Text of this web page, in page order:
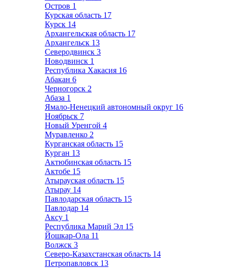
Остров 1
Курская область 17
Курск 14
Архангельская область 17
Архангельск 13
Северодвинск 3
Новодвинск 1
Республика Хакасия 16
Абакан 6
Черногорск 2
Абаза 1
Ямало-Ненецкий автономный округ 16
Ноябрьск 7
Новый Уренгой 4
Муравленко 2
Курганская область 15
Курган 13
Актюбинская область 15
Актобе 15
Атырауская область 15
Атырау 14
Павлодарская область 15
Павлодар 14
Аксу 1
Республика Марий Эл 15
Йошкар-Ола 11
Волжск 3
Северо-Казахстанская область 14
Петропавловск 13